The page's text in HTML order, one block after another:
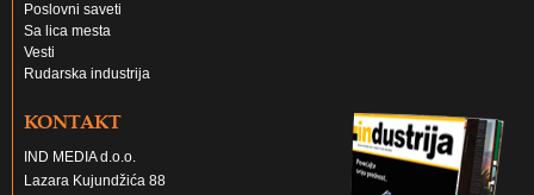
Poslovni saveti
Sa lica mesta
Vesti
Rudarska industrija
KONTAKT
IND MEDIA d.o.o.
Lazara Kujundžića 88